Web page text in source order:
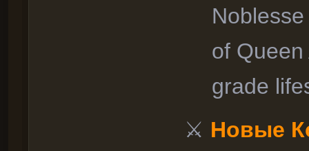
of
grade
⚔ Новые